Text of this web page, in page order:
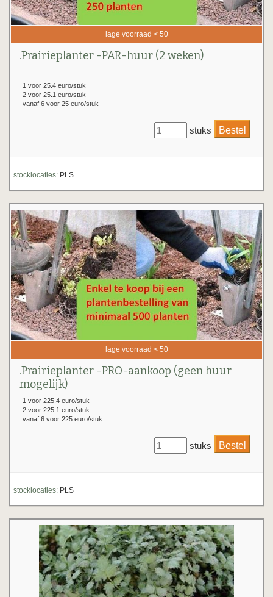
lage voorraad < 50
.Prairieplanter -PAR-huur (2 weken)
1 voor 25.4 euro/stuk
2 voor 25.1 euro/stuk
vanaf 6 voor 25 euro/stuk
stuks
stocklocaties: PLS
lage voorraad < 50
.Prairieplanter -PRO-aankoop (geen huur
mogelijk)
1 voor 225.4 euro/stuk
2 voor 225.1 euro/stuk
vanaf 6 voor 225 euro/stuk
stuks
stocklocaties: PLS